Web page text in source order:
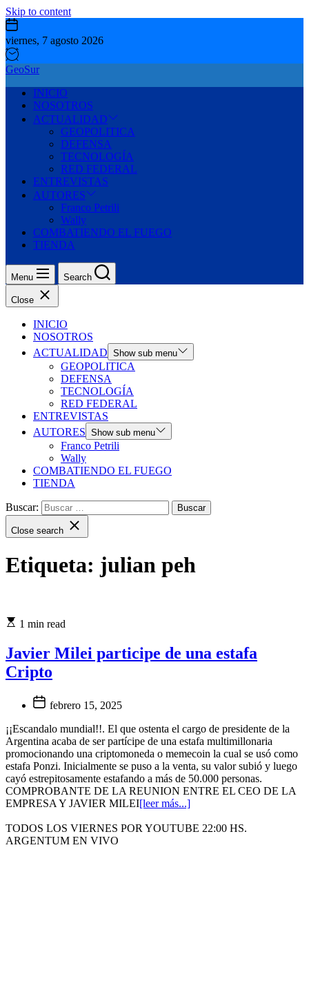
Skip to content
viernes, 7 agosto 2026
GeoSur
INICIO
NOSOTROS
ACTUALIDAD
GEOPOLITICA
DEFENSA
TECNOLOGÍA
RED FEDERAL
ENTREVISTAS
AUTORES
Franco Petrili
Wally
COMBATIENDO EL FUEGO
TIENDA
Menu Search
Close
INICIO
NOSOTROS
ACTUALIDAD Show sub menu
GEOPOLITICA
DEFENSA
TECNOLOGÍA
RED FEDERAL
ENTREVISTAS
AUTORES Show sub menu
Franco Petrili
Wally
COMBATIENDO EL FUEGO
TIENDA
Buscar:
Close search
Etiqueta: julian peh
1 min read
Javier Milei participe de una estafa
Cripto
febrero 15, 2025
¡¡Escandalo mundial!!. El que ostenta el cargo de presidente de la
Argentina acaba de ser partícipe de una estafa multimillonaria
promocionando una criptomoneda o memecoin la cual se usó como
estafa Ponzi. Inicialmente se puso a la venta, su valor subió y luego
cayó estrepitosamente estafando a más de 50.000 personas.
COMPROBANTE DE LA REUNION ENTRE EL CEO DE LA
EMPRESA Y JAVIER MILEI[leer más...]
TODOS LOS VIERNES POR YOUTUBE 22:00 HS.
ARGENTUM EN VIVO